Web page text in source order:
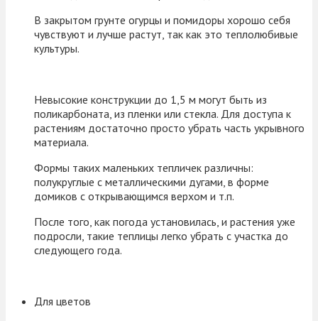
В закрытом грунте огурцы и помидоры хорошо себя
чувствуют и лучше растут, так как это теплолюбивые
культуры.
Невысокие конструкции до 1,5 м могут быть из
поликарбоната, из пленки или стекла. Для доступа к
растениям достаточно просто убрать часть укрывного
материала.
Формы таких маленьких тепличек различны:
полукруглые с металлическими дугами, в форме
домиков с открывающимся верхом и т.п.
После того, как погода установилась, и растения уже
подросли, такие теплицы легко убрать с участка до
следующего года.
Для цветов